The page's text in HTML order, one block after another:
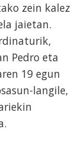
zein kalez
jaietan.
Pedro eta
19 egun
langile,